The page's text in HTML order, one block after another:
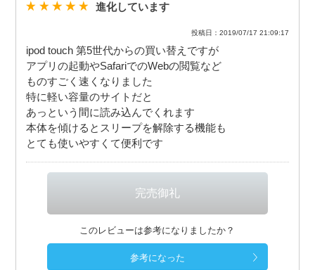
進化しています
投稿日：2019/07/17 21:09:17
ipod touch 第5世代からの買い替えですが
アプリの起動やSafariでのWebの閲覧など
ものすごく速くなりました
特に軽い容量のサイトだと
あっという間に読み込んでくれます
本体を傾けるとスリープを解除する機能も
とても使いやすくて便利です
このレビューは参考になりましたか？